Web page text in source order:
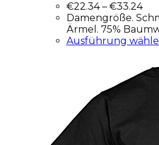
€22.34– €33.24
Damengröße.
Ärmel. 75%
Ausführung